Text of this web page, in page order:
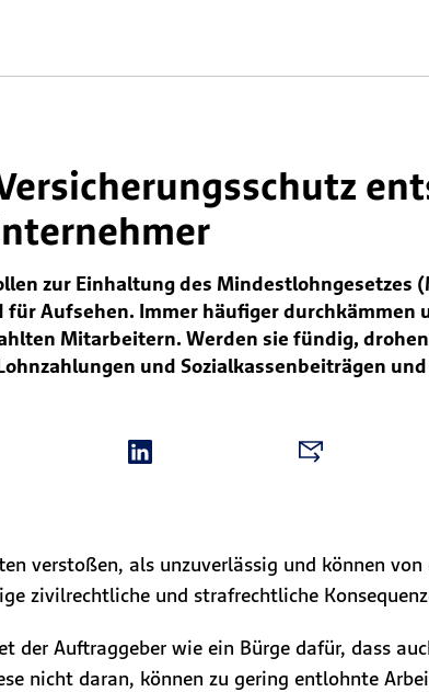
zur Einhaltung des Mindestlohngesetzes
Aufsehen. Immer häufiger
Mitarbeitern. Werden sie fündig,
und Sozialkassenbeiträgen
verstoßen, als unzuverlässig und können
zivilrechtliche und strafrechtliche
der Auftraggeber wie ein Bürge dafür, dass
nicht daran, können zu gering entlohnte